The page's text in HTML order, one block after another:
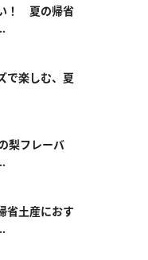
！ 夏の帰省
で楽しむ、夏
梨フレーバ
省土産におす